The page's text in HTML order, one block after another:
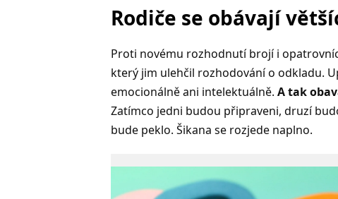
Rodiče se obávají
Proti novému rozhodnutí brojí i
který jim ulehčil rozhodování o odkladu.
emocionálně ani intelektuálně. A tak
Zatímco jedni budou připraveni, druzí
bude peklo. Šikana se rozjede naplno.